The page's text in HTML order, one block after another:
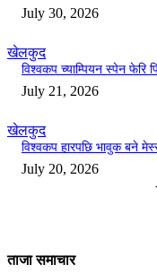
July 30, 2026
खेलकुद
विश्वकप च्याम्पियन स्पेन फेरि
July 21, 2026
खेलकुद
विश्वकप हारपछि भावुक बने
July 20, 2026
ताजा समाचार